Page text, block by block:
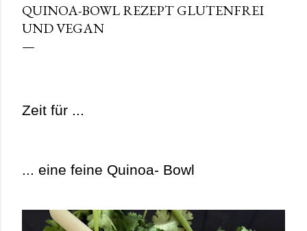
QUINOA-BOWL REZEPT GLUTENFREI
UND VEGAN
Zeit für ...
... eine feine Quinoa- Bowl